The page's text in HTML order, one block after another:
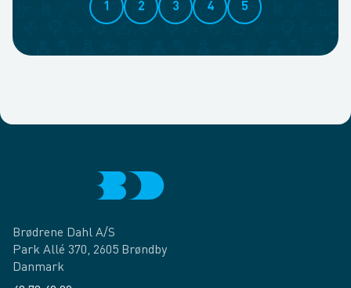
1 2 3 4 5
Brødrene Dahl A/S
Park Allé 370, 2605 Brøndby
Danmark